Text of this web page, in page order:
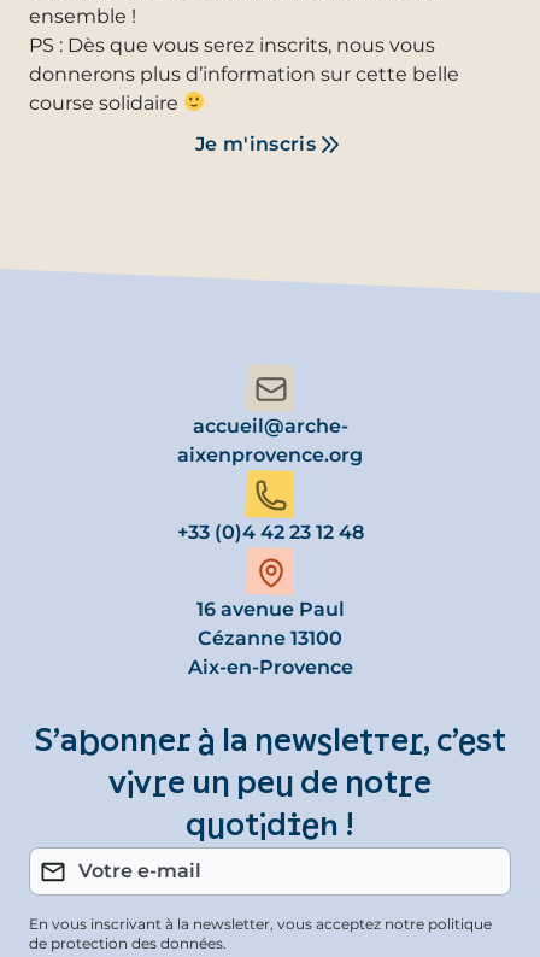
ensemble !
PS : Dès que vous serez inscrits, nous vous
donnerons plus d’information sur cette belle
course solidaire
Je m'inscris
accueil@arche-
aixenprovence.org
+33 (0)4 42 23 12 48
16 avenue Paul
Cézanne 13100
Aix-en-Provence
S’abonner à la newsletter, c’est
vivre un peu de notre
quotidien !
En vous inscrivant à la newsletter, vous acceptez notre politique
de protection des données.